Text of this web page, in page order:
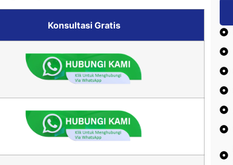
Konsultasi Gratis